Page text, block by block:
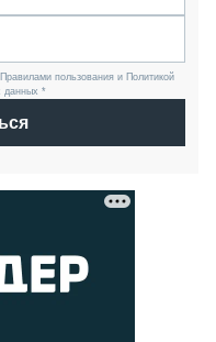
пользования и Политикой
данных *